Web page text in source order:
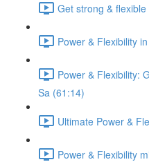
Get strong &
Power & Flexibility
Power & Flexibility:
Sa (61:14)
Ultimate Power &
Power & Flexibility